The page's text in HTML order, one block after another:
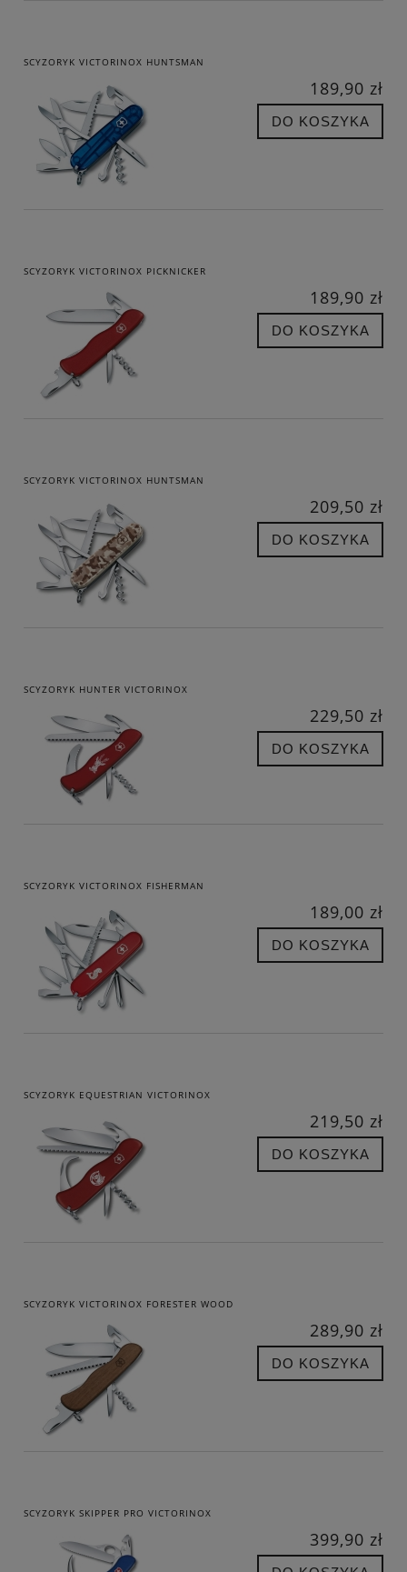
SCYZORYK VICTORINOX HUNTSMAN
189,90 zł
DO KOSZYKA
SCYZORYK VICTORINOX PICKNICKER
189,90 zł
DO KOSZYKA
SCYZORYK VICTORINOX HUNTSMAN
209,50 zł
DO KOSZYKA
SCYZORYK HUNTER VICTORINOX
229,50 zł
DO KOSZYKA
SCYZORYK VICTORINOX FISHERMAN
189,00 zł
DO KOSZYKA
SCYZORYK EQUESTRIAN VICTORINOX
219,50 zł
DO KOSZYKA
SCYZORYK VICTORINOX FORESTER WOOD
289,90 zł
DO KOSZYKA
SCYZORYK SKIPPER PRO VICTORINOX
399,90 zł